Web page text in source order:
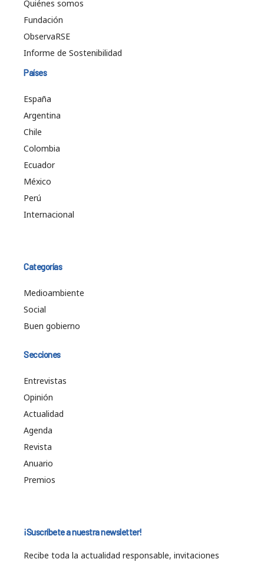
Quiénes somos
Fundación
ObservaRSE
Informe de Sostenibilidad
Países
España
Argentina
Chile
Colombia
Ecuador
México
Perú
Internacional
Categorías
Medioambiente
Social
Buen gobierno
Secciones
Entrevistas
Opinión
Actualidad
Agenda
Revista
Anuario
Premios
¡Suscríbete a nuestra newsletter!
Recibe toda la actualidad responsable, invitaciones